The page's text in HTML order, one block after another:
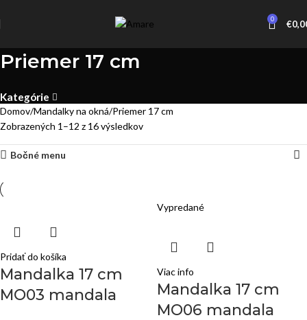
0 €
Priemer 17 cm
Kategórie
Domov Mandalky na okná Priemer 17 cm
Zobrazených 1–12 z 16 výsledkov
Bočné menu
Pridať do košíka
Mandalka 17 cm
MO03 mandala
Vypredané
Viac info
Mandalka 17 cm
MO06 mandala